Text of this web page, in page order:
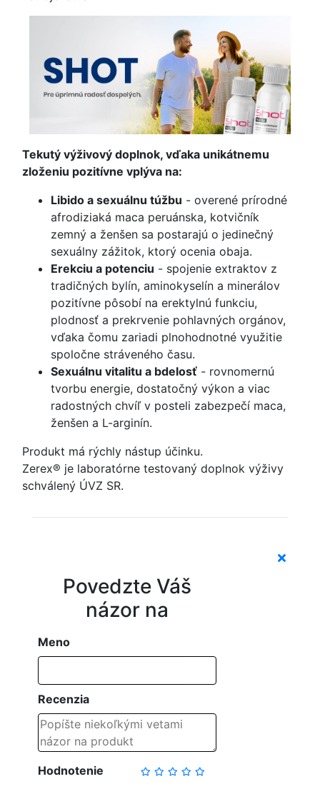
Tekutý výživový doplnok, vďaka unikátnemu
zloženiu pozitívne vplýva na:
Libido a sexuálnu túžbu - overené prírodné
afrodiziaká maca peruánska, kotvičník
zemný a ženšen sa postarajú o jedinečný
sexuálny zážitok, ktorý ocenia obaja.
Erekciu a potenciu - spojenie extraktov z
tradičných bylín, aminokyselín a minerálov
pozitívne pôsobí na erektylnú funkciu,
plodnosť a prekrvenie pohlavných orgánov,
vďaka čomu zariadi plnohodnotné využitie
spoločne stráveného času.
Sexuálnu vitalitu a bdelosť - rovnomernú
tvorbu energie, dostatočný výkon a viac
radostných chvíľ v posteli zabezpečí maca,
ženšen a L-arginín.
Produkt má rýchly nástup účinku.
Zerex® je laboratórne testovaný doplnok výživy
schválený ÚVZ SR.
Povedzte Váš
názor na
Meno
Recenzia
Hodnotenie